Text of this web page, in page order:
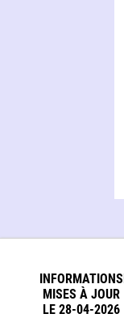
INFORMATIONS
MISES À JOUR
LE 28-04-2026